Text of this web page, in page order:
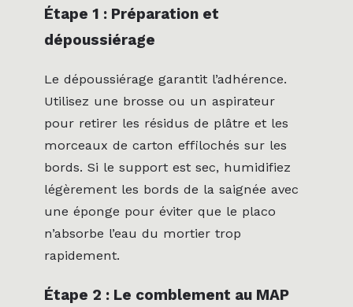
Étape 1 : Préparation et
dépoussiérage
Le dépoussiérage garantit l’adhérence.
Utilisez une brosse ou un aspirateur
pour retirer les résidus de plâtre et les
morceaux de carton effilochés sur les
bords. Si le support est sec, humidifiez
légèrement les bords de la saignée avec
une éponge pour éviter que le placo
n’absorbe l’eau du mortier trop
rapidement.
Étape 2 : Le comblement au MAP